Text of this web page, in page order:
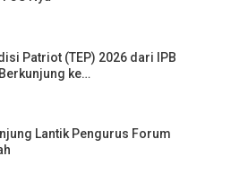
Patriot (TEP) 2026 dari IPB
ke…
Lantik Pengurus Forum